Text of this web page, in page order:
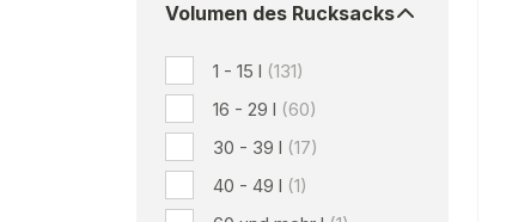
Volumen des Rucksacks
1 - 15 l (131)
16 - 29 l (60)
30 - 39 l (17)
40 - 49 l (1)